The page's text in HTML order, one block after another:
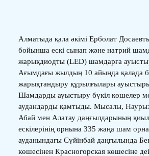
Алматыда қала әкімі Ерболат
бойынша ескі сынап және натрий
жарықдиодты (LED) шамдарға
Ағымдағы жылдың 10 айында қалада
жарықтандыру құрылғылары
Шамдарды ауыстыру бүкіл көшелер
аудандарды қамтыды. Мысалы,
Абай мен Алатау даңғылдарының
ескілерінің орнына 335 жаңа шам
ауданындағы Сүйінбай даңғылында
көшесінен Красногорская көшесіне